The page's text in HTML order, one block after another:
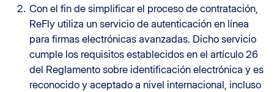
Con el fin de simplificar el proceso de contratación,
ReFly utiliza un servicio de autenticación en línea
para firmas electrónicas avanzadas. Dicho servicio
cumple los requisitos establecidos en el artículo 26
del Reglamento sobre identificación electrónica y es
reconocido y aceptado a nivel internacional, incluso